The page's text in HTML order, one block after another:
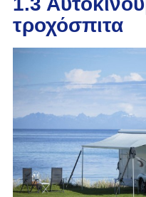
τροχόσπιτα